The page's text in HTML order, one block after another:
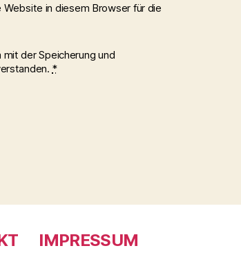
in diesem Browser für die
der Speicherung und
*
IMPRESSUM